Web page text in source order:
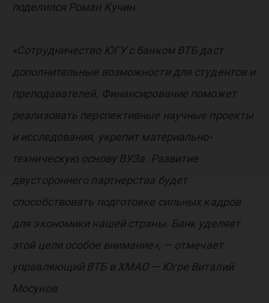
поделился Роман Кучин.
«Сотрудничество ЮГУ с банком ВТБ даст
дополнительные возможности для студентов и
преподавателей. Финансирование поможет
реализовать перспективные научные проекты
и исследования, укрепит материально-
техническую основу ВУЗа. Развитие
двустороннего партнерства будет
способствовать подготовке сильных кадров
для экономики нашей страны. Банк уделяет
этой цели особое внимание», — отмечает
управляющий ВТБ в ХМАО — Югре Виталий
Мосунов.